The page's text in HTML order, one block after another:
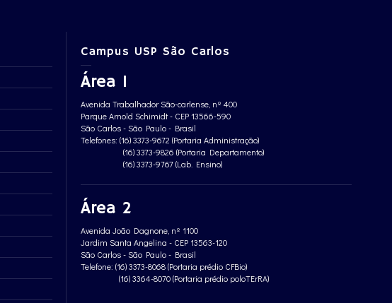
Campus USP São Carlos
Área 1
Avenida Trabalhador São-carlense, nº 400
Parque Arnold Schimidt - CEP 13566-590
São Carlos - São Paulo - Brasil
Telefones: (16) 3373-9672 (Portaria Administração)
(16) 3373-9826 (Portaria Departamento)
(16) 3373-9767 (Lab. Ensino)
Área 2
Avenida João Dagnone, nº 1100
Jardim Santa Angelina - CEP 13563-120
São Carlos - São Paulo - Brasil
Telefone: (16) 3373-8068 (Portaria prédio CFBio)
(16) 3364-8070 (Portaria prédio poloTErRA)